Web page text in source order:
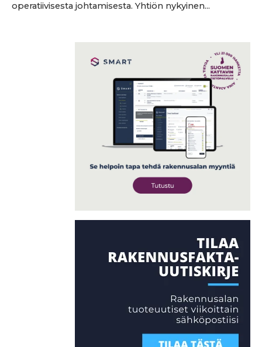
operatiivisesta johtamisesta. Yhtiön nykyinen...